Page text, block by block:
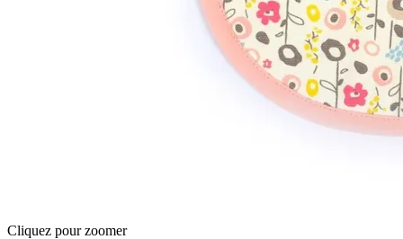
Cliquez pour zoomer